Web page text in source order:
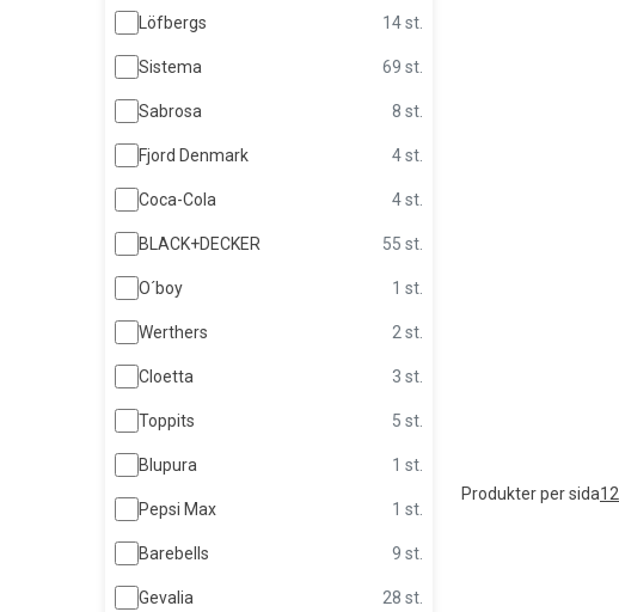
Löfbergs 14 st.
Sistema 69 st.
Sabrosa 8 st.
Fjord Denmark 4 st.
Coca-Cola 4 st.
BLACK+DECKER 55 st.
O´boy 1 st.
Werthers 2 st.
Cloetta 3 st.
Toppits 5 st.
Blupura 1 st.
Pepsi Max 1 st.
Barebells 9 st.
Gevalia 28 st.
Produkter per sida12